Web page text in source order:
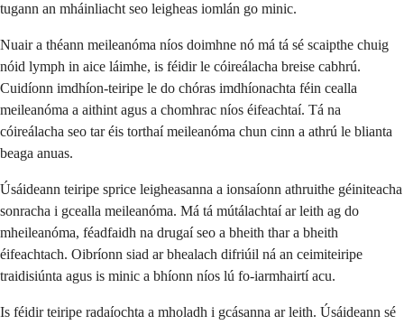
tugann an mháinliacht seo leigheas iomlán go minic.
Nuair a théann meileanóma níos doimhne nó má tá sé scaipthe chuig
nóid lymph in aice láimhe, is féidir le cóireálacha breise cabhrú.
Cuidíonn imdhíon-teiripe le do chóras imdhíonachta féin cealla
meileanóma a aithint agus a chomhrac níos éifeachtaí. Tá na
cóireálacha seo tar éis torthaí meileanóma chun cinn a athrú le blianta
beaga anuas.
Úsáideann teiripe sprice leigheasanna a ionsaíonn athruithe géiniteacha
sonracha i gcealla meileanóma. Má tá mútálachtaí ar leith ag do
mheileanóma, féadfaidh na drugaí seo a bheith thar a bheith
éifeachtach. Oibríonn siad ar bhealach difriúil ná an ceimiteiripe
traidisiúnta agus is minic a bhíonn níos lú fo-iarmhairtí acu.
Is féidir teiripe radaíochta a mholadh i gcásanna ar leith. Úsáideann sé